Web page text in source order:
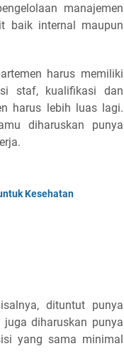
manajemen
baik internal maupun
harus memiliki
staf, kualifikasi dan
harus lebih luas lagi.
diharuskan punya
Kesehatan
dituntut punya
diharuskan punya
yang sama minimal